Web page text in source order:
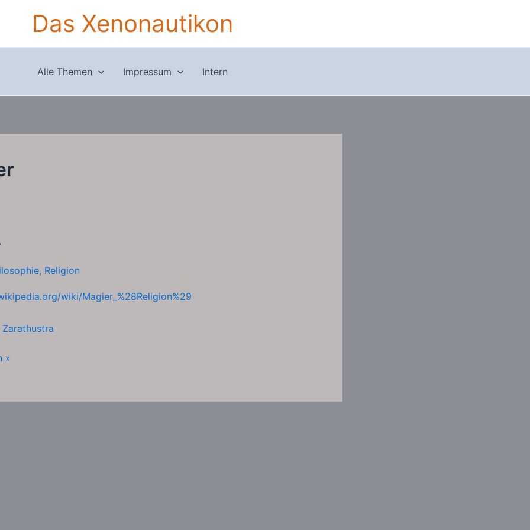
Das Xenonautikon
Alle Themen Impressum Intern
, Religion
wiki/Magier_%28Religion%29
Zarathustra
»